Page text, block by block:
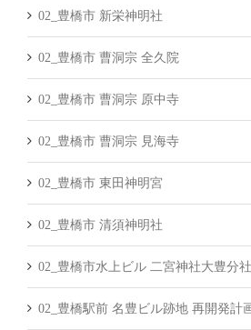
02_豊橋市 新栄神明社
02_豊橋市 曹洞宗 全久院
02_豊橋市 曹洞宗 原中寺
02_豊橋市 曹洞宗 見海寺
02_豊橋市 東田神明宮
02_豊橋市 清須神明社
02_豊橋市水上ビル 二宮神社大豊分社
02_豊橋駅前 名豊ビル跡地 再開発